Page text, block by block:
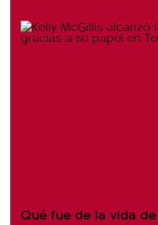
Qué fue de la vida